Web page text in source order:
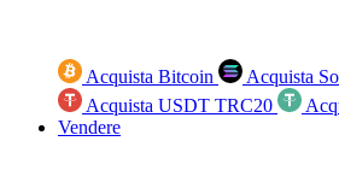
Acquista Bitcoin Acquista
Acquista USDT TRC20
Vendere